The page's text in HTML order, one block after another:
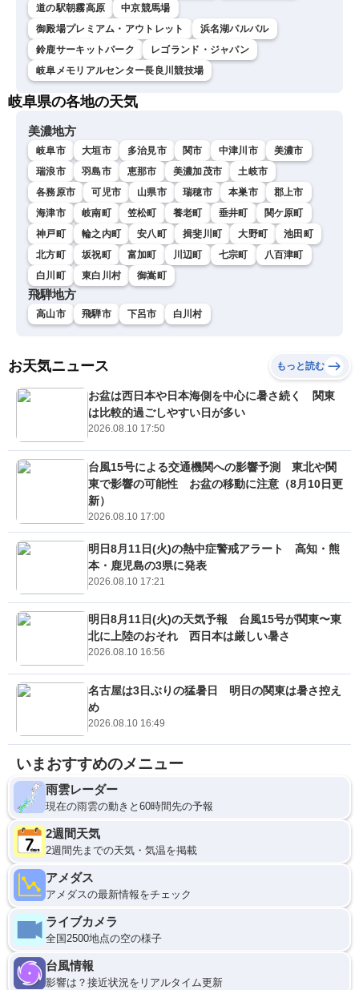
道の駅朝霧高原
中京競馬場
御殿場プレミアム・アウトレット
浜名湖パルパル
鈴鹿サーキットパーク
レゴランド・ジャパン
岐阜メモリアルセンター長良川競技場
岐阜県の各地の天気
美濃地方
岐阜市 大垣市 多治見市 関市 中津川市
美濃市
瑞浪市
羽島市 恵那市 美濃加茂市
土岐市
各務原市
可児市 山県市 瑞穂市 本巣市
郡上市
海津市
岐南町 笠松町 養老町 垂井町
関ケ原町
神戸町
輪之内町 安八町 揖斐川町 大野町
池田町
北方町
坂祝町 富加町 川辺町 七宗町
八百津町
白川町
東白川村 御嵩町
飛騨地方
高山市 飛騨市 下呂市 白川村
お天気ニュース もっと読む
お盆は西日本や日本海側を中心に暑さ続く 関東
は比較的過ごしやすい日が多い
2026.08.10 17:50
台風15号による交通機関への影響予測 東北や関
東で影響の可能性 お盆の移動に注意（8月10日更
新）
2026.08.10 17:00
明日8月11日(火)の熱中症警戒アラート 高知・熊
本・鹿児島の3県に発表
2026.08.10 17:21
明日8月11日(火)の天気予報 台風15号が関東〜東
北に上陸のおそれ 西日本は厳しい暑さ
2026.08.10 16:56
名古屋は3日ぶりの猛暑日 明日の関東は暑さ控え
め
2026.08.10 16:49
いまおすすめのメニュー
雨雲レーダー
現在の雨雲の動きと60時間先の予報
2週間天気
2週間先までの天気・気温を掲載
アメダス
アメダスの最新情報をチェック
ライブカメラ
全国2500地点の空の様子
台風情報
影響は？接近状況をリアルタイム更新